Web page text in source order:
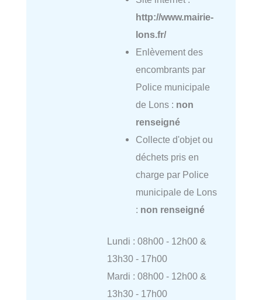
http://www.mairie-
lons.fr/
Enlèvement des
encombrants par
Police municipale
de Lons : non
renseigné
Collecte d'objet ou
déchets pris en
charge par Police
municipale de Lons
: non renseigné
Lundi : 08h00 - 12h00 &
13h30 - 17h00
Mardi : 08h00 - 12h00 &
13h30 - 17h00